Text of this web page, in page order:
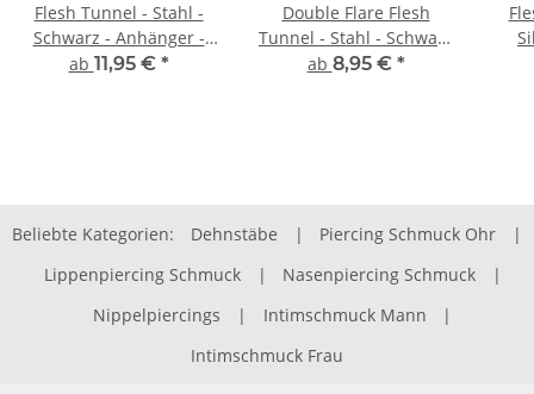
Flesh Tunnel - Stahl -
Schwarz - Anhänger -
Anker
ab 11,95 € *
Double Flare Flesh
Tunnel - Stahl - Schwarz
- GEWINDE
ab 8,95 € *
Beliebte Kategorien: Dehnstäbe | Piercing Schmuck Ohr
|
Lippenpiercing Schmuck
| Nasenpiercing Schmuck
|
Nippelpiercings
| Intimschmuck Mann
|
Intimschmuck Frau